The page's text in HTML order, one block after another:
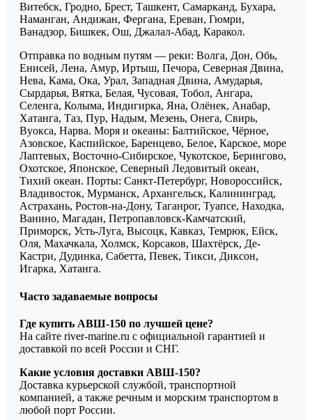
Витебск, Гродно, Брест, Ташкент, Самарканд, Бухара,
Наманган, Андижан, Фергана, Ереван, Гюмри,
Ванадзор, Бишкек, Ош, Джалал-Абад, Каракол.
Отправка по водным путям — реки: Волга, Дон, Обь,
Енисей, Лена, Амур, Иртыш, Печора, Северная Двина,
Нева, Кама, Ока, Урал, Западная Двина, Амударья,
Сырдарья, Вятка, Белая, Чусовая, Тобол, Ангара,
Селенга, Колыма, Индигирка, Яна, Олёнек, Анабар,
Хатанга, Таз, Пур, Надым, Мезень, Онега, Свирь,
Вуокса, Нарва. Моря и океаны: Балтийское, Чёрное,
Азовское, Каспийское, Баренцево, Белое, Карское, море
Лаптевых, Восточно-Сибирское, Чукотское, Берингово,
Охотское, Японское, Северный Ледовитый океан,
Тихий океан. Порты: Санкт-Петербург, Новороссийск,
Владивосток, Мурманск, Архангельск, Калининград,
Астрахань, Ростов-на-Дону, Таганрог, Туапсе, Находка,
Ванино, Магадан, Петропавловск-Камчатский,
Приморск, Усть-Луга, Высоцк, Кавказ, Темрюк, Ейск,
Оля, Махачкала, Холмск, Корсаков, Шахтёрск, Де-
Кастри, Дудинка, Сабетта, Певек, Тикси, Диксон,
Игарка, Хатанга.
Часто задаваемые вопросы
Где купить АВШ-150 по лучшей цене?
На сайте river-marine.ru с официальной гарантией и
доставкой по всей России и СНГ.
Какие условия доставки АВШ-150?
Доставка курьерской службой, транспортной
компанией, а также речным и морским транспортом в
любой порт России.